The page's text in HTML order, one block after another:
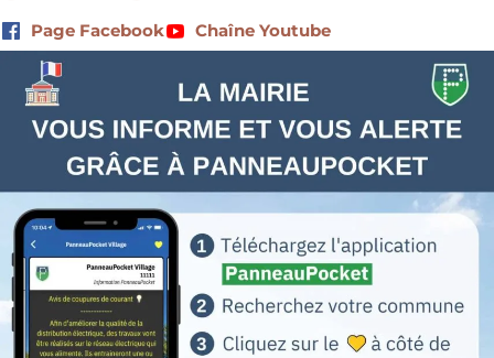
Page Facebook
Chaîne Youtube